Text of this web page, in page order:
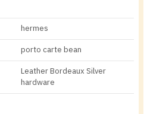
hermes
porto carte bean
Leather Bordeaux Silver
hardware